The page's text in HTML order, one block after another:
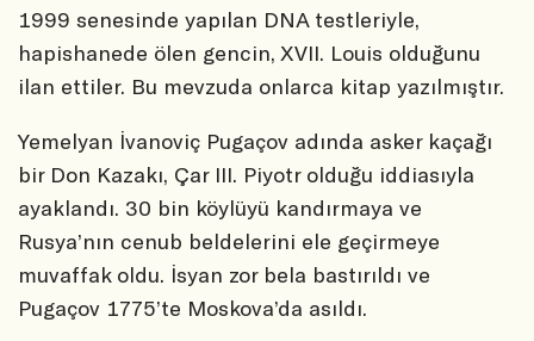
1999 senesinde yapılan DNA testleriyle,
hapishanede ölen gencin, XVII. Louis olduğunu
ilan ettiler. Bu mevzuda onlarca kitap yazılmıştır.
Yemelyan İvanoviç Pugaçov adında asker kaçağı
bir Don Kazakı, Çar III. Piyotr olduğu iddiasıyla
ayaklandı. 30 bin köylüyü kandırmaya ve
Rusya’nın cenub beldelerini ele geçirmeye
muvaffak oldu. İsyan zor bela bastırıldı ve
Pugaçov 1775’te Moskova’da asıldı.